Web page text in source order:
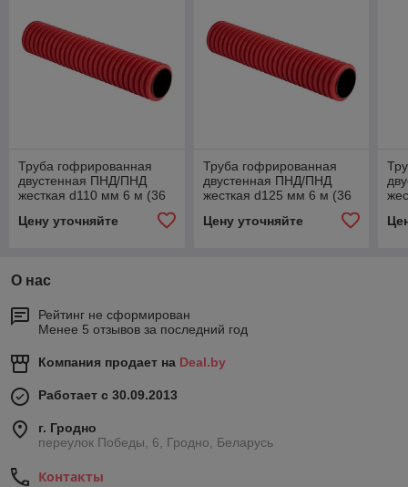
Труба гофрированная
двустенная ПНД/ПНД
жесткая d110 мм 6 м (36
м/уп) красная EKF-Plast
Цену уточняйте
Труба гофрированная
двустенная ПНД/ПНД
жесткая d125 мм 6 м (36
м/уп) красная EKF-Plast
Цену уточняйте
О нас
Рейтинг не сформирован
Менее 5 отзывов за последний год
Компания продает на Deal.by
Работает с 30.09.2013
г. Гродно
переулок Победы, 6, Гродно, Беларусь
Контакты